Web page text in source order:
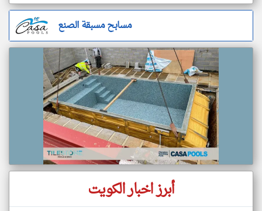
مسابح مسبقة الصنع
أبرز اخبار الكويت